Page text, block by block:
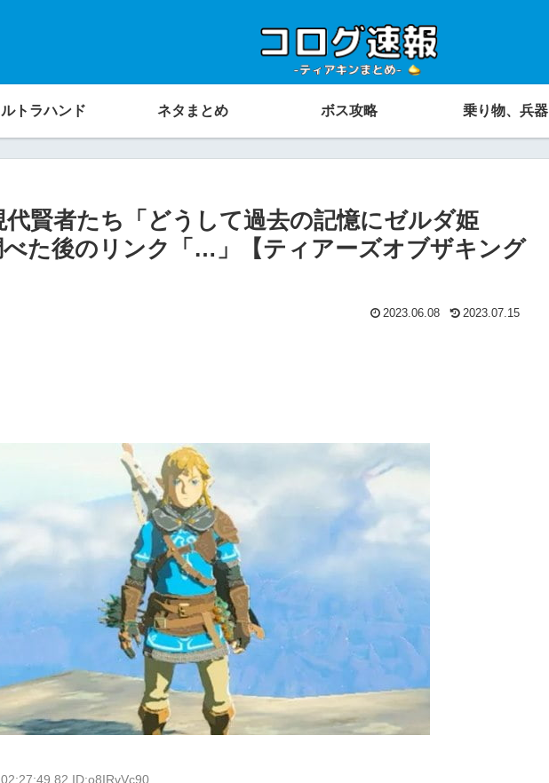
トラハンド ネタまとめ ボス攻略 乗り物、兵器
代賢者たち「どうして過去の記憶にゼルダ姫
た後のリンク「…」【ティアーズオブザキング
2023.06.08 2023.07.15
ID:o8IRvVc90